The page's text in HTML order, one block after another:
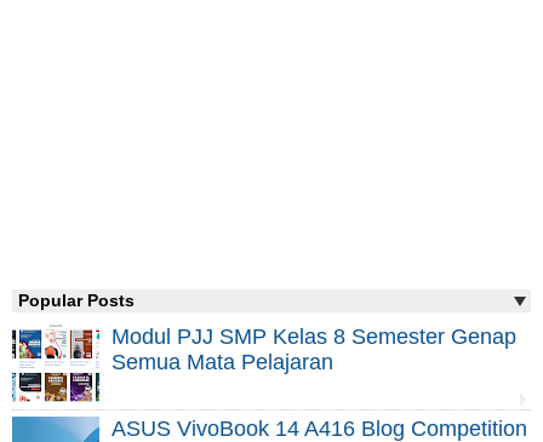
Popular Posts
Modul PJJ SMP Kelas 8 Semester Genap
Semua Mata Pelajaran
ASUS VivoBook 14 A416 Blog Competition